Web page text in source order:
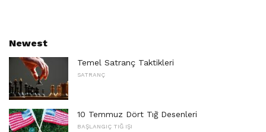
Newest
Temel Satranç Taktikleri
SATRANÇ
10 Temmuz Dört Tığ Desenleri
BAŞLANGIÇ ​​TIĞ IŞI